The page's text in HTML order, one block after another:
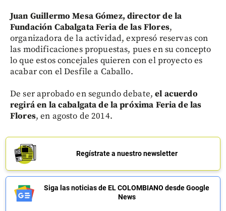
Juan Guillermo Mesa Gómez, director de la
Fundación Cabalgata Feria de las Flores,
organizadora de la actividad, expresó reservas con
las modificaciones propuestas, pues en su concepto
lo que estos concejales quieren con el proyecto es
acabar con el Desfile a Caballo.
De ser aprobado en segundo debate,el acuerdo
regirá en la cabalgata de la próxima Feria de las
Flores, en agosto de 2014.
Regístrate a nuestro newsletter
Siga las noticias de EL COLOMBIANO desde Google
News